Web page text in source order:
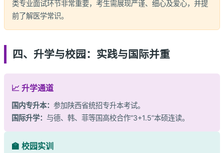
类专业面试环节非常重要，考生需展现严谨、细心及爱心，并提
前了解医学常识。
四、升学与校园：实践与国际并重
📈 升学通道
国内专升本： 参加陕西省统招专升本考试。
国际升学： 与德、韩、菲等国高校合作“3+1.5”本硕连读。
🏫 校园实训